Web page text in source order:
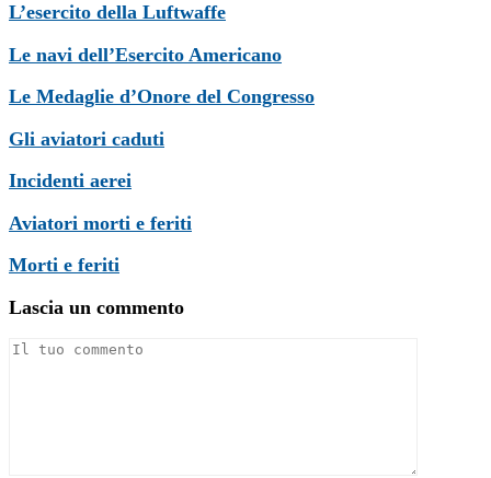
L’esercito della Luftwaffe
Le navi dell’Esercito Americano
Le Medaglie d’Onore del Congresso
Gli aviatori caduti
Incidenti aerei
Aviatori morti e feriti
Morti e feriti
Lascia un commento